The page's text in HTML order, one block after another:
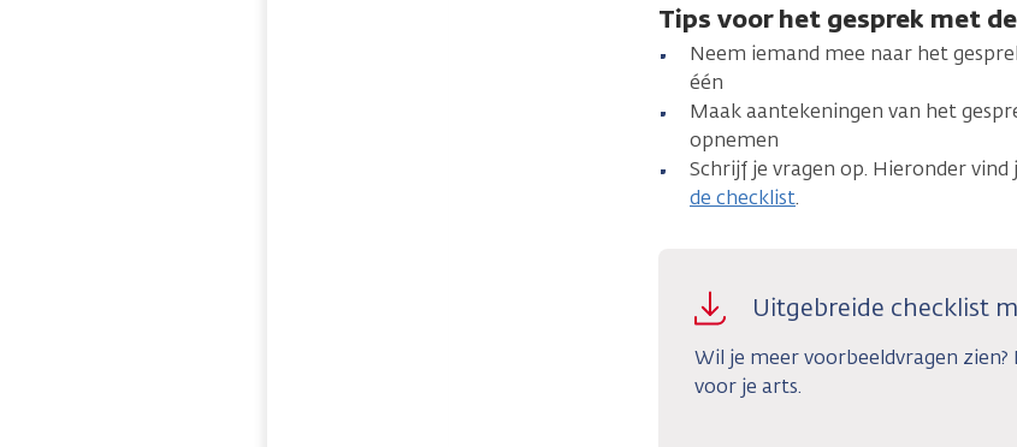
Tips voor het gesprek met
Neem iemand mee naar het
één
Maak aantekeningen van het
opnemen
Schrijf je vragen op. Hieronder vind
de checklist.
Uitgebreide checklist
Wil je meer voorbeeldvragen
voor je arts.